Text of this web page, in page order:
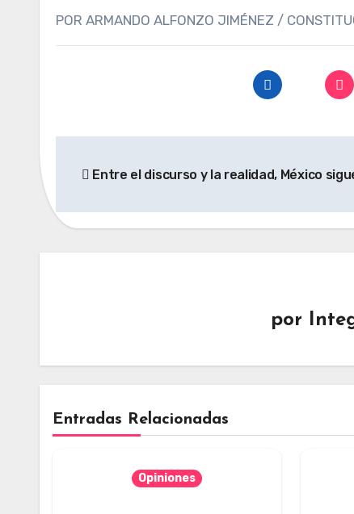
POR ARMANDO ALFONZO JIMÉNEZ /
de
entradas
Entre el discurso y la realidad, México
por
Entradas Relacionadas
Opiniones